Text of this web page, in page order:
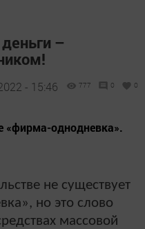
–
- 15:46 777 0 0
«фирма-однодневка».
не существует
но это слово
массовой